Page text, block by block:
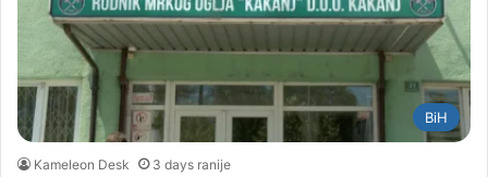
BiH
Kameleon Desk 3 days ranije